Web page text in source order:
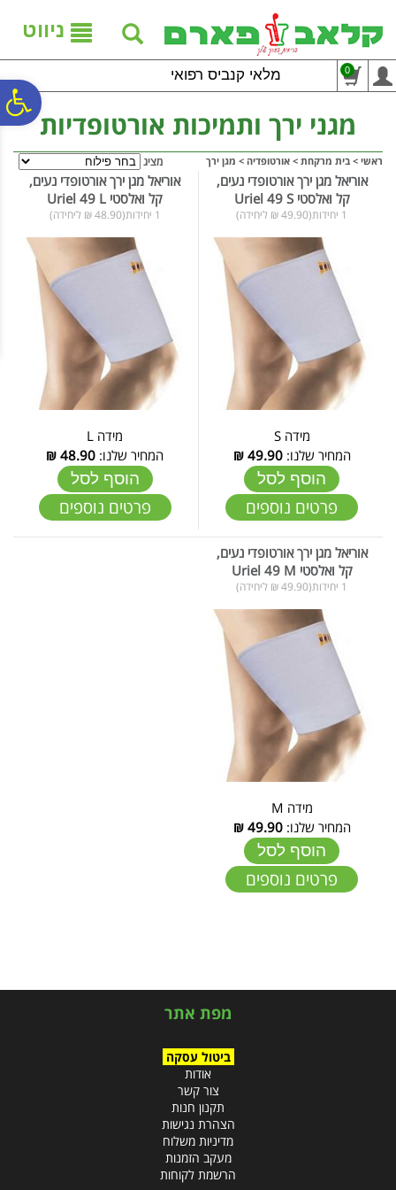
נגישות
אתר
המרכזי
ניווט
מלאי קנביס רפואי 0
מגני ירך ותמיכות אורטופדיות
ראשי > בית מרקחת > אורטופדיה > מגן ירך מציג
אוריאל מגן ירך אורטופדי נעים,
קל ואלסטי Uriel 49 S
1 יחידות(49.90 ₪ ליחידה)
מידה S
המחיר שלנו:49.90
₪
הוסף לסל
פרטים נוספים
אוריאל מגן ירך אורטופדי נעים,
קל ואלסטי Uriel 49 L
1 יחידות(48.90 ₪ ליחידה)
מידה L
המחיר שלנו: 48.90
₪
הוסף לסל
פרטים נוספים
אוריאל מגן ירך אורטופדי נעים,
קל ואלסטי Uriel 49 M
1 יחידות(49.90 ₪ ליחידה)
מידה M
המחיר שלנו:49.90
₪
הוסף לסל
פרטים נוספים
מפת אתר
ביטול עסקה
אודות
צור קשר
תקנון חנות
הצהרת נגישות
מדיניות משלוח
מעקב הזמנות
הרשמת לקוחות